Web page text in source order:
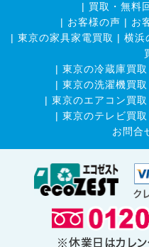
| 買取・無料
| お客様の声 | お
| 東京の家具家電買取 | 横浜
| 東京の冷蔵庫買取
| 東京の洗濯機買取
| 東京のエアコン買取
| 東京のテレビ買取
お問合
※休業日はカレン